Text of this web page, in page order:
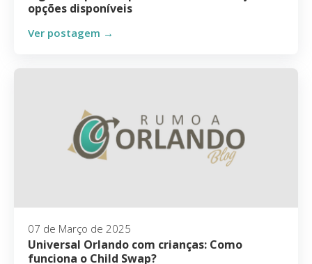
opções disponíveis
Ver postagem →
07 de Março de 2025
Universal Orlando com crianças: Como
funciona o Child Swap?